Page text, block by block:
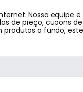
Nossa equipe e
de preço, cupons de
produtos a fundo, este